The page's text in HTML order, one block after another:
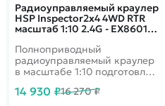
Радиоуправляемый краулер
HSP Inspector2x4 4WD RTR
масштаб 1:10 2.4G - EX86011-
Полноприводный
радиоуправляемый краулер
в масштабе 1:10 подготовлен
бездорожья!
14 930 ₽16 270 ₽